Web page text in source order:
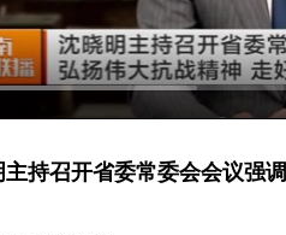
主持召开省委常委会会议强调